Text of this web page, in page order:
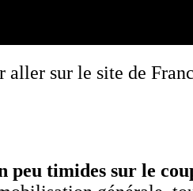
aller sur le site de
peu timides sur le